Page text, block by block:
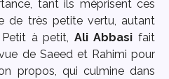
tant ils méprisent ces
de très petite vertu, autant
Petit à petit, Ali Abbasi fait
de Saeed et Rahimi pour
propos, qui culmine dans